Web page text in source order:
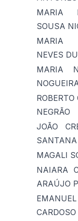
MARIA
SOUSA
MARIA
NEVES
MARIA
ROBERTO
NEGRÃO
JOÃO
SANTANA
MAGALI
NAIARA
ARAÚJO
CARDOSO